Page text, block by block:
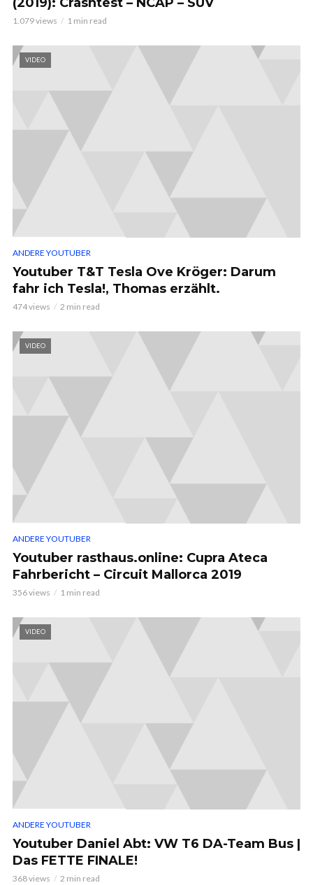
1.079 views 1 min read
VIDEO
ANDERE YOUTUBER
Youtuber T&T Tesla Ove Kröger: Darum
fahr ich Tesla!, Thomas erzählt.
474 views 2 min read
VIDEO
ANDERE YOUTUBER
Youtuber rasthaus.online: Cupra Ateca
Fahrbericht – Circuit Mallorca 2019
356 views 1 min read
VIDEO
ANDERE YOUTUBER
Youtuber Daniel Abt: VW T6 DA-Team Bus |
Das FETTE FINALE!
368 views 2 min read